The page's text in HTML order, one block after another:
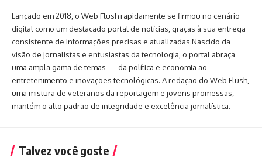
Lançado em 2018, o Web Flush rapidamente se firmou no cenário
digital como um destacado portal de notícias, graças à sua entrega
consistente de informações precisas e atualizadas.Nascido da
visão de jornalistas e entusiastas da tecnologia, o portal abraça
uma ampla gama de temas — da política e economia ao
entretenimento e inovações tecnológicas. A redação do Web Flush,
uma mistura de veteranos da reportagem e jovens promessas,
mantém o alto padrão de integridade e excelência jornalística.
Talvez você goste